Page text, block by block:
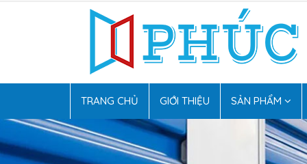
TRANG CHỦ GIỚI THIỆU SẢN PHẨM